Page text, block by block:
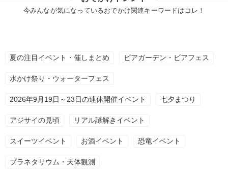
今みんなが気になっているおでかけ関連キーワードはコレ！
夏の注目イベント・催しまとめ ビアガーデン・ビアフェス
水かけ祭り・ウォーターフェス
2026年9月19日～23日の連休開催イベント 七夕まつり
アジサイの見頃 リアル謎解きイベント
スイーツイベント お酒イベント 恐竜イベント
プラネタリウム・天体観測